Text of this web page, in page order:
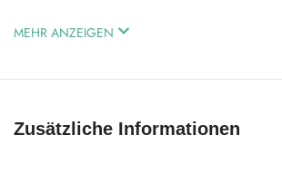
MEHR ANZEIGEN
Zusätzliche Informationen